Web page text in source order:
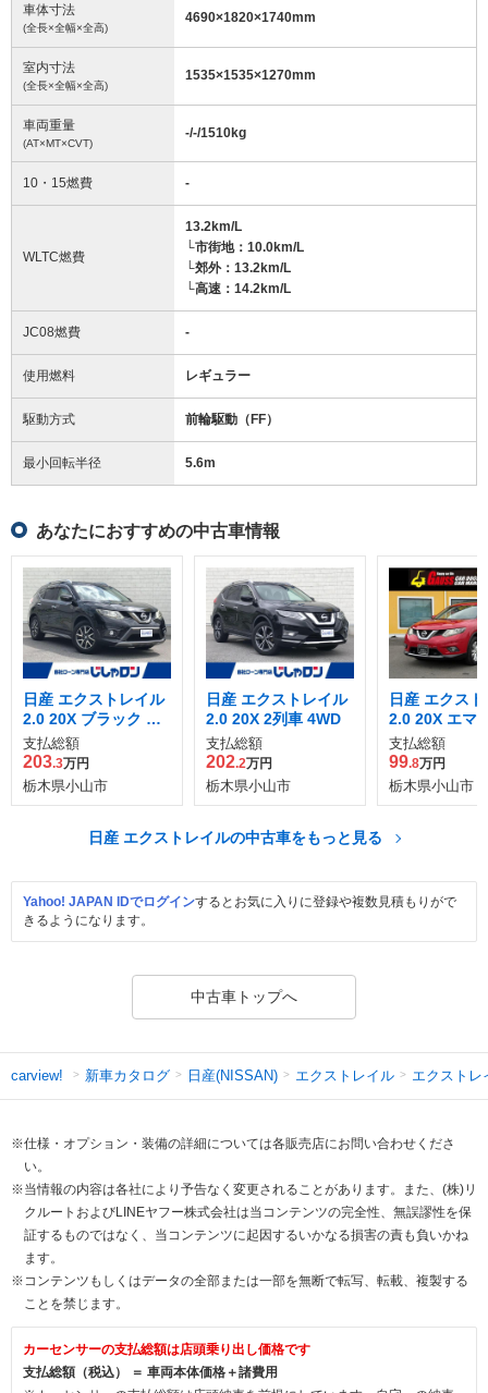
車体寸法
(全長×全幅×全高)
4690×1820×1740mm
室内寸法
(全長×全幅×全高)
1535×1535×1270mm
車両重量
(AT×MT×CVT)
-/-/1510kg
10・15燃費 -
WLTC燃費
13.2km/L
└市街地：10.0km/L
└郊外：13.2km/L
└高速：14.2km/L
JC08燃費 -
使用燃料 レギュラー
駆動方式 前輪駆動（FF）
最小回転半径 5.6m
あなたにおすすめの中古車情報
日産 エクストレイル
2.0 20X ブラック エ
クストリーマーX 3列
車 4WD
支払総額
203.3万円
栃木県小山市
日産 エクストレイル
2.0 20X 2列車 4WD
支払総額
202.2万円
栃木県小山市
日産 エクス
2.0 20X エマ
ンシーブレー
ケージ 2列車
支払総額
99.8万円
栃木県小山市
日産 エクストレイルの中古車をもっと見る
Yahoo! JAPAN IDでログインするとお気に入りに登録や複数見積もりがで
きるようになります。
中古車トップへ
carview! 新車カタログ 日産(NISSAN) エクストレイル エクストレ
※仕様・オプション・装備の詳細については各販売店にお問い合わせくださ
い。
※当情報の内容は各社により予告なく変更されることがあります。また、(株)リ
クルートおよびLINEヤフー株式会社は当コンテンツの完全性、無誤謬性を保
証するものではなく、当コンテンツに起因するいかなる損害の責も負いかね
ます。
※コンテンツもしくはデータの全部または一部を無断で転写、転載、複製する
ことを禁じます。
カーセンサーの支払総額は店頭乗り出し価格です
支払総額（税込） ＝ 車両本体価格＋諸費用